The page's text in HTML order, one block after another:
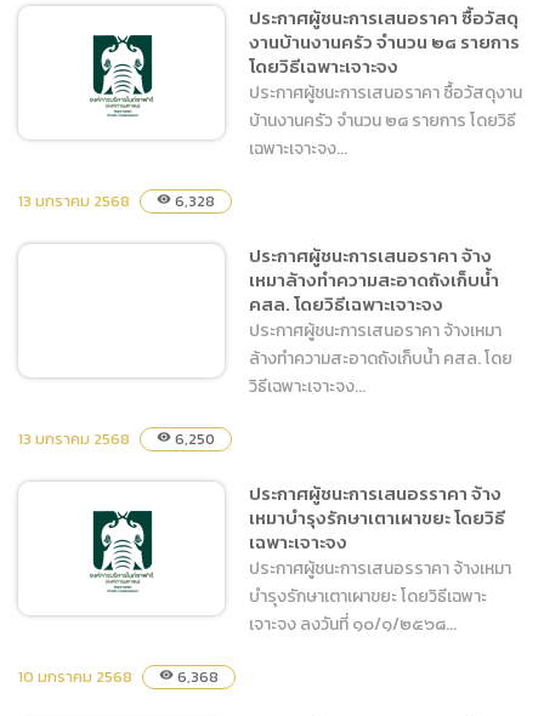
ประกาศผู้ชนะการเสนอราคา
ซื้อตุ๊กตารูปสัตว์และที่คาดผม
ครั้งที่ 4-68 โดยวิธีเฉพาะ
เจาะจง
ซื้อวัสดุงานบ้านงานครัว
ประกาศผู้ชนะการเสนอราคา ซื้อวัสดุ
งานบ้านงานครัว จำนวน ๒๘ รายการ
โดยวิธีเฉพาะเจาะจง
ประกาศผู้ชนะการเสนอราคา ซื้อวัสดุงาน
บ้านงานครัว จำนวน ๒๘ รายการ โดยวิธี
เฉพาะเจาะจง...
13 มกราคม 2568 visibility 6,328
จ้างเหมาล้างทำความสะอาด
ถังเก็บน้ำ คสล. โดยวิธีเฉพาะ
ประกาศผู้ชนะการเสนอราคา จ้าง
เหมาล้างทำความสะอาดถังเก็บน้ำ
คสล. โดยวิธีเฉพาะเจาะจง
ประกาศผู้ชนะการเสนอราคา จ้างเหมา
ล้างทำความสะอาดถังเก็บน้ำ คสล. โดย
วิธีเฉพาะเจาะจง...
13 มกราคม 2568 visibility 6,250
ประกาศผู้ชนะการเสนอรราคา จ้าง
เหมาบำรุงรักษาเตาเผาขยะ โดยวิธี
เฉพาะเจาะจง
ประกาศผู้ชนะการเสนอรราคา จ้างเหมา
บำรุงรักษาเตาเผาขยะ โดยวิธีเฉพาะ
เจาะจง ลงวันที่ ๑๐/๑/๒๕๖๘...
10 มกราคม 2568 visibility 6,368